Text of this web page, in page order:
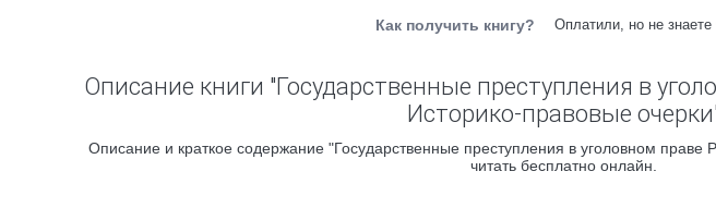
Как получить книгу? Оплатили, но не
Описание книги "Государственные преступления в
Историко-правовые
Описание и краткое содержание "Государственные преступления в уголовном праве
читать бесплатно онлайн.